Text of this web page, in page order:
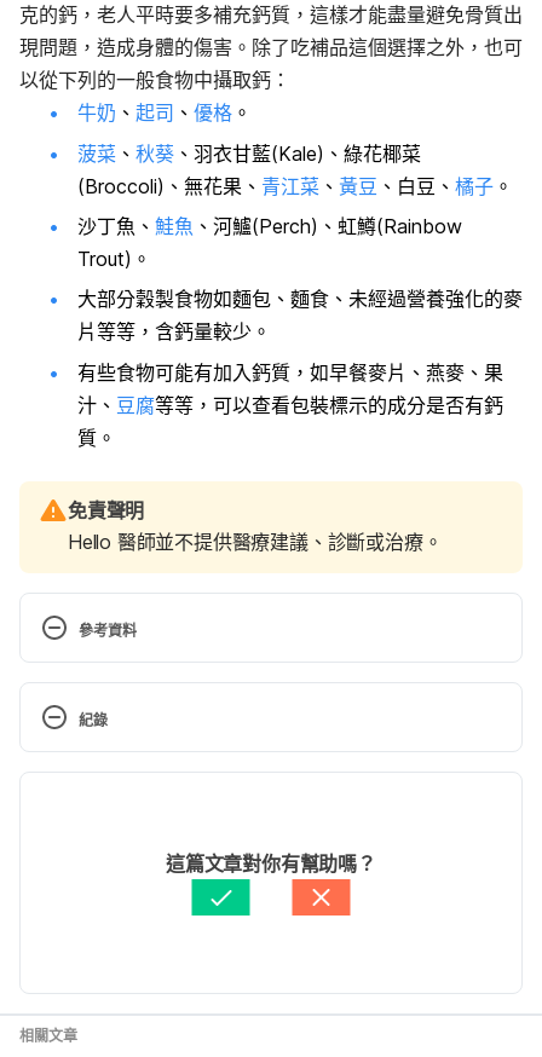
克的鈣，老人平時要多補充鈣質，這樣才能盡量避免骨質出
現問題，造成身體的傷害。除了吃補品這個選擇之外，也可
以從下列的一般食物中攝取鈣：
牛奶 、 起司 、 優格 。
菠菜 、 秋葵 、羽衣甘藍(Kale)、綠花椰菜
(Broccoli)、無花果、 青江菜 、 黃豆 、白豆、 橘子 。
沙丁魚、 鮭魚 、河鱸(Perch)、虹鱒(Rainbow
Trout)。
大部分穀製食物如麵包、麵食、未經過營養強化的麥
片等等，含鈣量較少。
有些食物可能有加入鈣質，如早餐麥片、燕麥、果
汁、 豆腐等等，可以查看包裝標示的成分是否有鈣
質。
免責聲明
Hello 醫師並不提供醫療建議、診斷或治療。
參考資料
Calcium. https://ods.od.nih.gov/factsheets/Calcium-
Consumer/
seniors-the-roles-of-calcium-and-vitamin-d-and-
recommended-foods/
important-role-of-calcium-for-seniors
紀錄
Adam Wu
賴建翰醫師
這篇文章對你有幫助嗎？
相關文章